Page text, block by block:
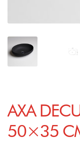
AXA
50×35